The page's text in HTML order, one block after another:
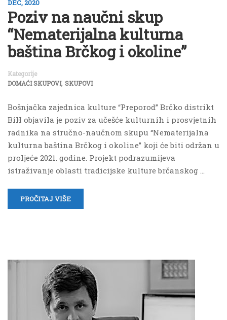
DEC, 2020
Poziv na naučni skup
“Nematerijalna kulturna
baština Brčkog i okoline”
Kategorije
DOMAĆI SKUPOVI, SKUPOVI
Bošnjačka zajednica kulture “Preporod” Brčko distrikt
BiH objavila je poziv za učešće kulturnih i prosvjetnih
radnika na stručno-naučnom skupu “Nematerijalna
kulturna baština Brčkog i okoline” koji će biti održan u
proljeće 2021. godine. Projekt podrazumijeva
istraživanje oblasti tradicijske kulture brčanskog …
PROČITAJ VIŠE